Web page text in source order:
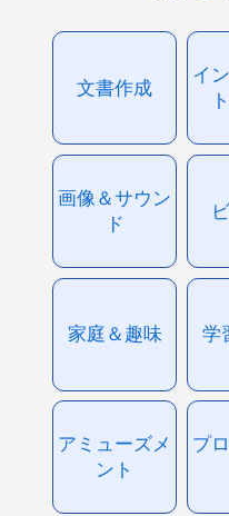
文書作成
イ
画像＆サウン
ド
家庭＆趣味 学
アミューズメ
ント
プ